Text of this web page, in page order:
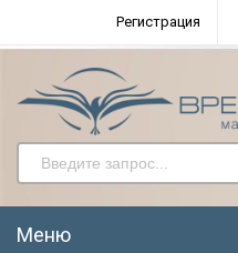
Регистрация
Меню